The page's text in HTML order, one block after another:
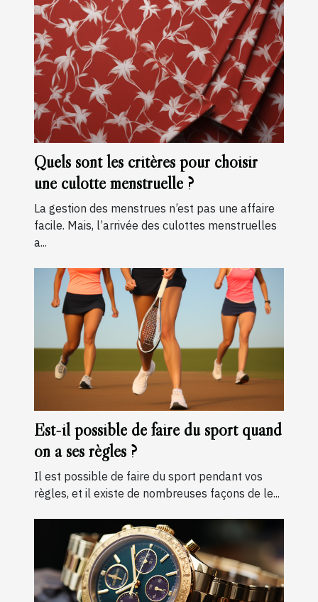
Quels sont les critères pour choisir
une culotte menstruelle ?
La gestion des menstrues n’est pas une affaire
facile. Mais, l’arrivée des culottes menstruelles
a...
Est-il possible de faire du sport quand
on a ses règles ?
Il est possible de faire du sport pendant vos
règles, et il existe de nombreuses façons de le...